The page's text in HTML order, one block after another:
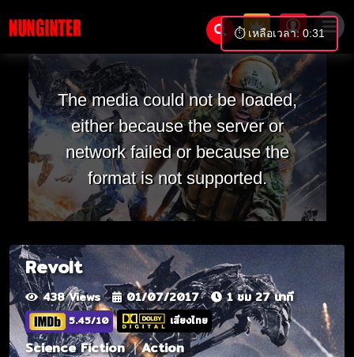
The media could not be loaded,
either because the server or
network failed or because the
format is not supported.
Revolt
438 Views 01/07/2017 1 ชม 27 นาที
5.45/10 เสียงไทย
Science Fiction Action
⏱️ เหลือเวลา: 0:31